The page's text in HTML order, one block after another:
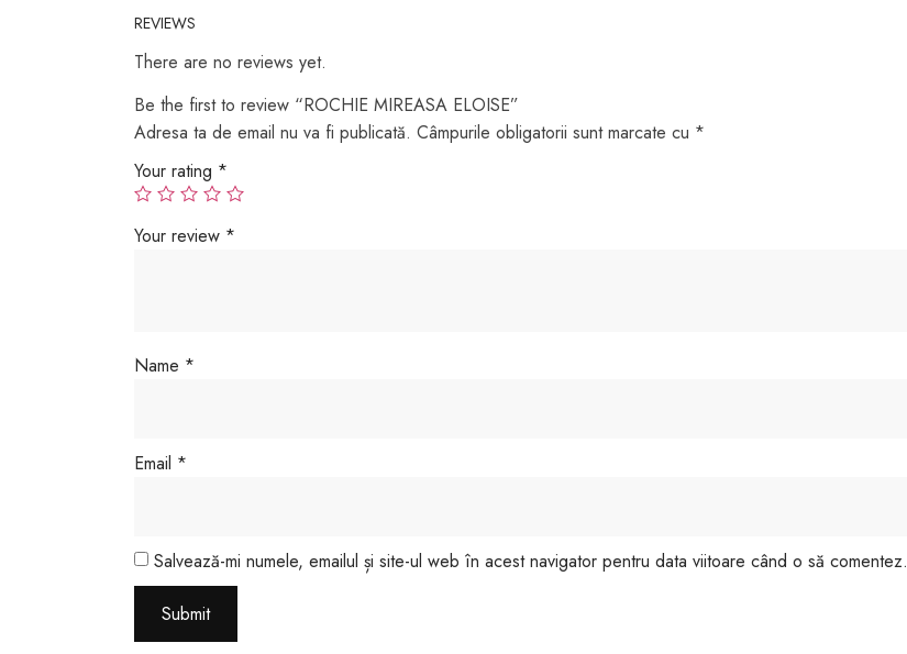
REVIEWS
There are no reviews yet.
Be the first to review “ROCHIE MIREASA ELOISE”
Adresa ta de email nu va fi publicată. Câmpurile obligatorii sunt marcate cu *
Your rating *
Your review *
Name *
Email *
Salvează-mi numele, emailul și site-ul web în acest navigator pentru data viitoare când o să comentez.